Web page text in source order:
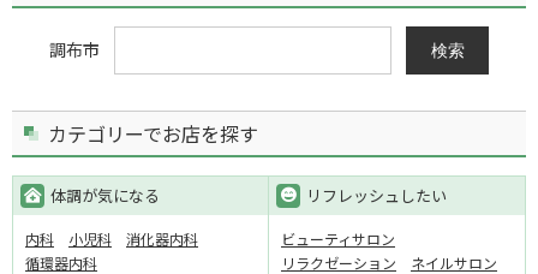
調布市 検索
カテゴリーでお店を探す
体調が気になる
内科 小児科
消化器内科
循環器内科
リフレッシュしたい
ビューティサロン
リラクゼーション
ネイルサロン